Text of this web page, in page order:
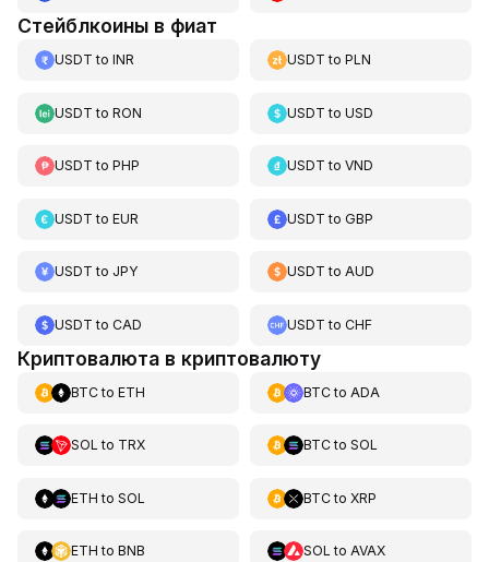
Стейблкоины в фиат
USDT to INR USDT toPLN
USDT to RON USDT toUSD
USDT to PHP USDT toVND
USDT to EUR USDT toGBP
USDT to JPY USDT toAUD
USDT to CAD USDT toCHF
Криптовалюта в криптовалюту
BTCto ETH BTCto ADA
SOL to TRX BTCto SOL
ETH to SOL BTCto XRP
ETH to BNB SOL to AVAX